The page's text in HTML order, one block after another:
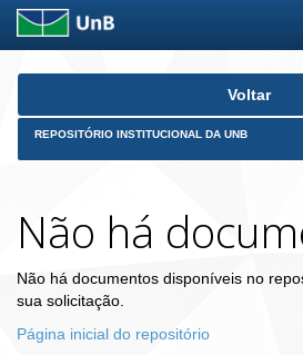
Skip
Voltar
REPOSITÓRIO INSTITUCIONAL DA UNB
Não há
Não há documentos disponíveis no
sua solicitação.
Página inicial do repositório